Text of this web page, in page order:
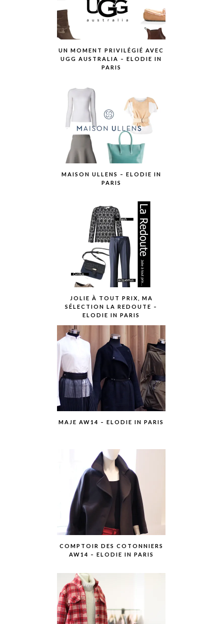
UN MOMENT PRIVILÉGIÉ AVEC
UGG AUSTRALIA – ELODIE IN
PARIS
MAISON ULLENS – ELODIE IN
PARIS
JOLIE À TOUT PRIX, MA
SÉLECTION LA REDOUTE –
ELODIE IN PARIS
MAJE AW14 – ELODIE IN PARIS
COMPTOIR DES COTONNIERS
AW14 – ELODIE IN PARIS